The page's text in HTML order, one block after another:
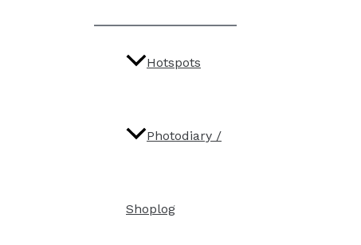
Hotspots
Photodiary /
Shoplog